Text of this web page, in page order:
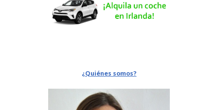
¿Quiénes somos?